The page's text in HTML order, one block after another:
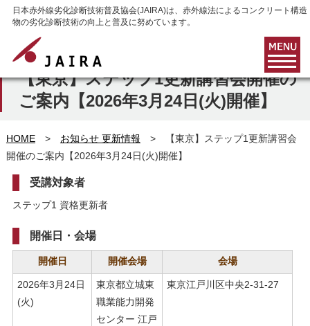
日本赤外線劣化診断技術普及協会(JAIRA)は、赤外線法によるコンクリート構造
物の劣化診断技術の向上と普及に努めています。
お知らせ 更新情報
【東京】ステップ1更新講習会開催の
ご案内【2026年3月24日(火)開催】
HOME> お知らせ 更新情報 > 【東京】ステップ1更新講習会
開催のご案内【2026年3月24日(火)開催】
受講対象者
ステップ1 資格更新者
開催日・会場
開催日 開催会場 会場
2026年3月24日
(火)
東京都立城東
職業能力開発
センター 江戸
東京江戸川区中央2-31-27